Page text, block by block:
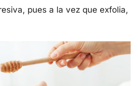
pues a la vez que exfolia,